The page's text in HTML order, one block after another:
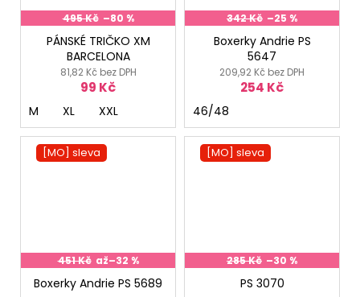
495 Kč –80 %
PÁNSKÉ TRIČKO XM
BARCELONA
81,82 Kč bez DPH
99 Kč
M XL XXL
342 Kč –25 %
Boxerky Andrie PS
5647
209,92 Kč bez DPH
254 Kč
46/48
[MO] sleva
451 Kč až–32 %
Boxerky Andrie PS 5689
[MO] sleva
285 Kč –30 %
PS 3070